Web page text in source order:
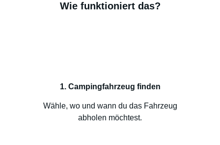
Wie funktioniert das?
1. Campingfahrzeug finden
Wähle, wo und wann du das Fahrzeug
abholen möchtest.